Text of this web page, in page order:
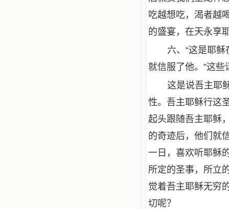
吃越想吃，渴者越
的盛宴，在天永享
六、“这是耶
就信服了他。”这些
这是说吾主耶
性。吾主耶稣行这
起头跟随吾主耶稣
的奇迹后，他们就
一日，喜欢听耶稣
所定的圣事，所立
觉着吾主耶稣无
切呢？